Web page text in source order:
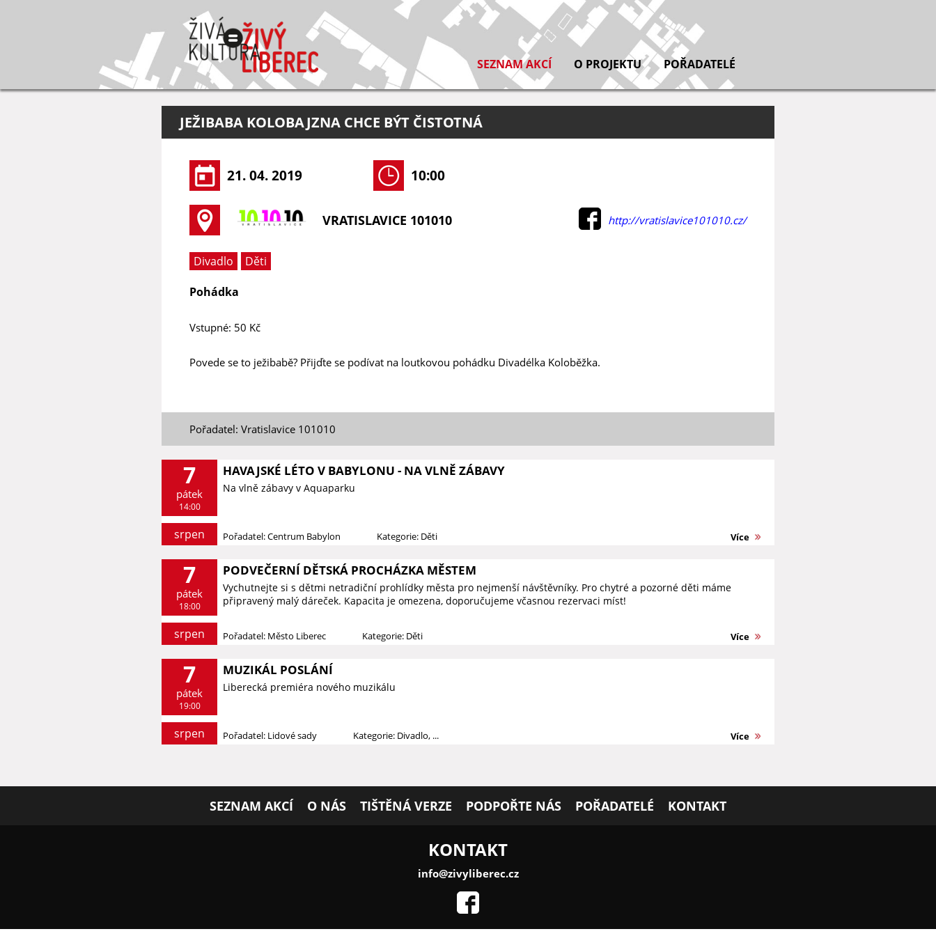
SEZNAM AKCÍ O PROJEKTU POŘADATELÉ
JEŽIBABA KOLOBAJZNA CHCE BÝT ČISTOTNÁ
21. 04. 2019 10:00
VRATISLAVICE 101010 http://vratislavice101010.cz/
Divadlo
Děti
Pohádka
Vstupné: 50 Kč
Povede se to ježibabě? Přijďte se podívat na loutkovou pohádku Divadélka Koloběžka.
Pořadatel: Vratislavice 101010
7
pátek
14:00
srpen
HAVAJSKÉ LÉTO V BABYLONU - NA VLNĚ ZÁBAVY
Na vlně zábavy v Aquaparku
Pořadatel: Centrum Babylon Kategorie: Děti Více
7
pátek
18:00
srpen
PODVEČERNÍ DĚTSKÁ PROCHÁZKA MĚSTEM
Vychutnejte si s dětmi netradiční prohlídky města pro nejmenší návštěvníky. Pro chytré a pozorné děti máme
připravený malý dáreček. Kapacita je omezena, doporučujeme včasnou rezervaci míst!
Pořadatel: Město Liberec Kategorie: Děti Více
7
pátek
19:00
srpen
MUZIKÁL POSLÁNÍ
Liberecká premiéra nového muzikálu
Pořadatel: Lidové sady Kategorie: Divadlo, ... Více
SEZNAM AKCÍ O NÁS TIŠTĚNÁ VERZE PODPOŘTE NÁS POŘADATELÉ KONTAKT
KONTAKT
info@zivyliberec.cz